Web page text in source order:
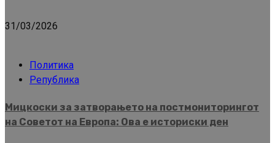
31/03/2026
Политика
Република
Мицкоски за затворањето на постмониторингот
на Советот на Европа: Ова е историски ден